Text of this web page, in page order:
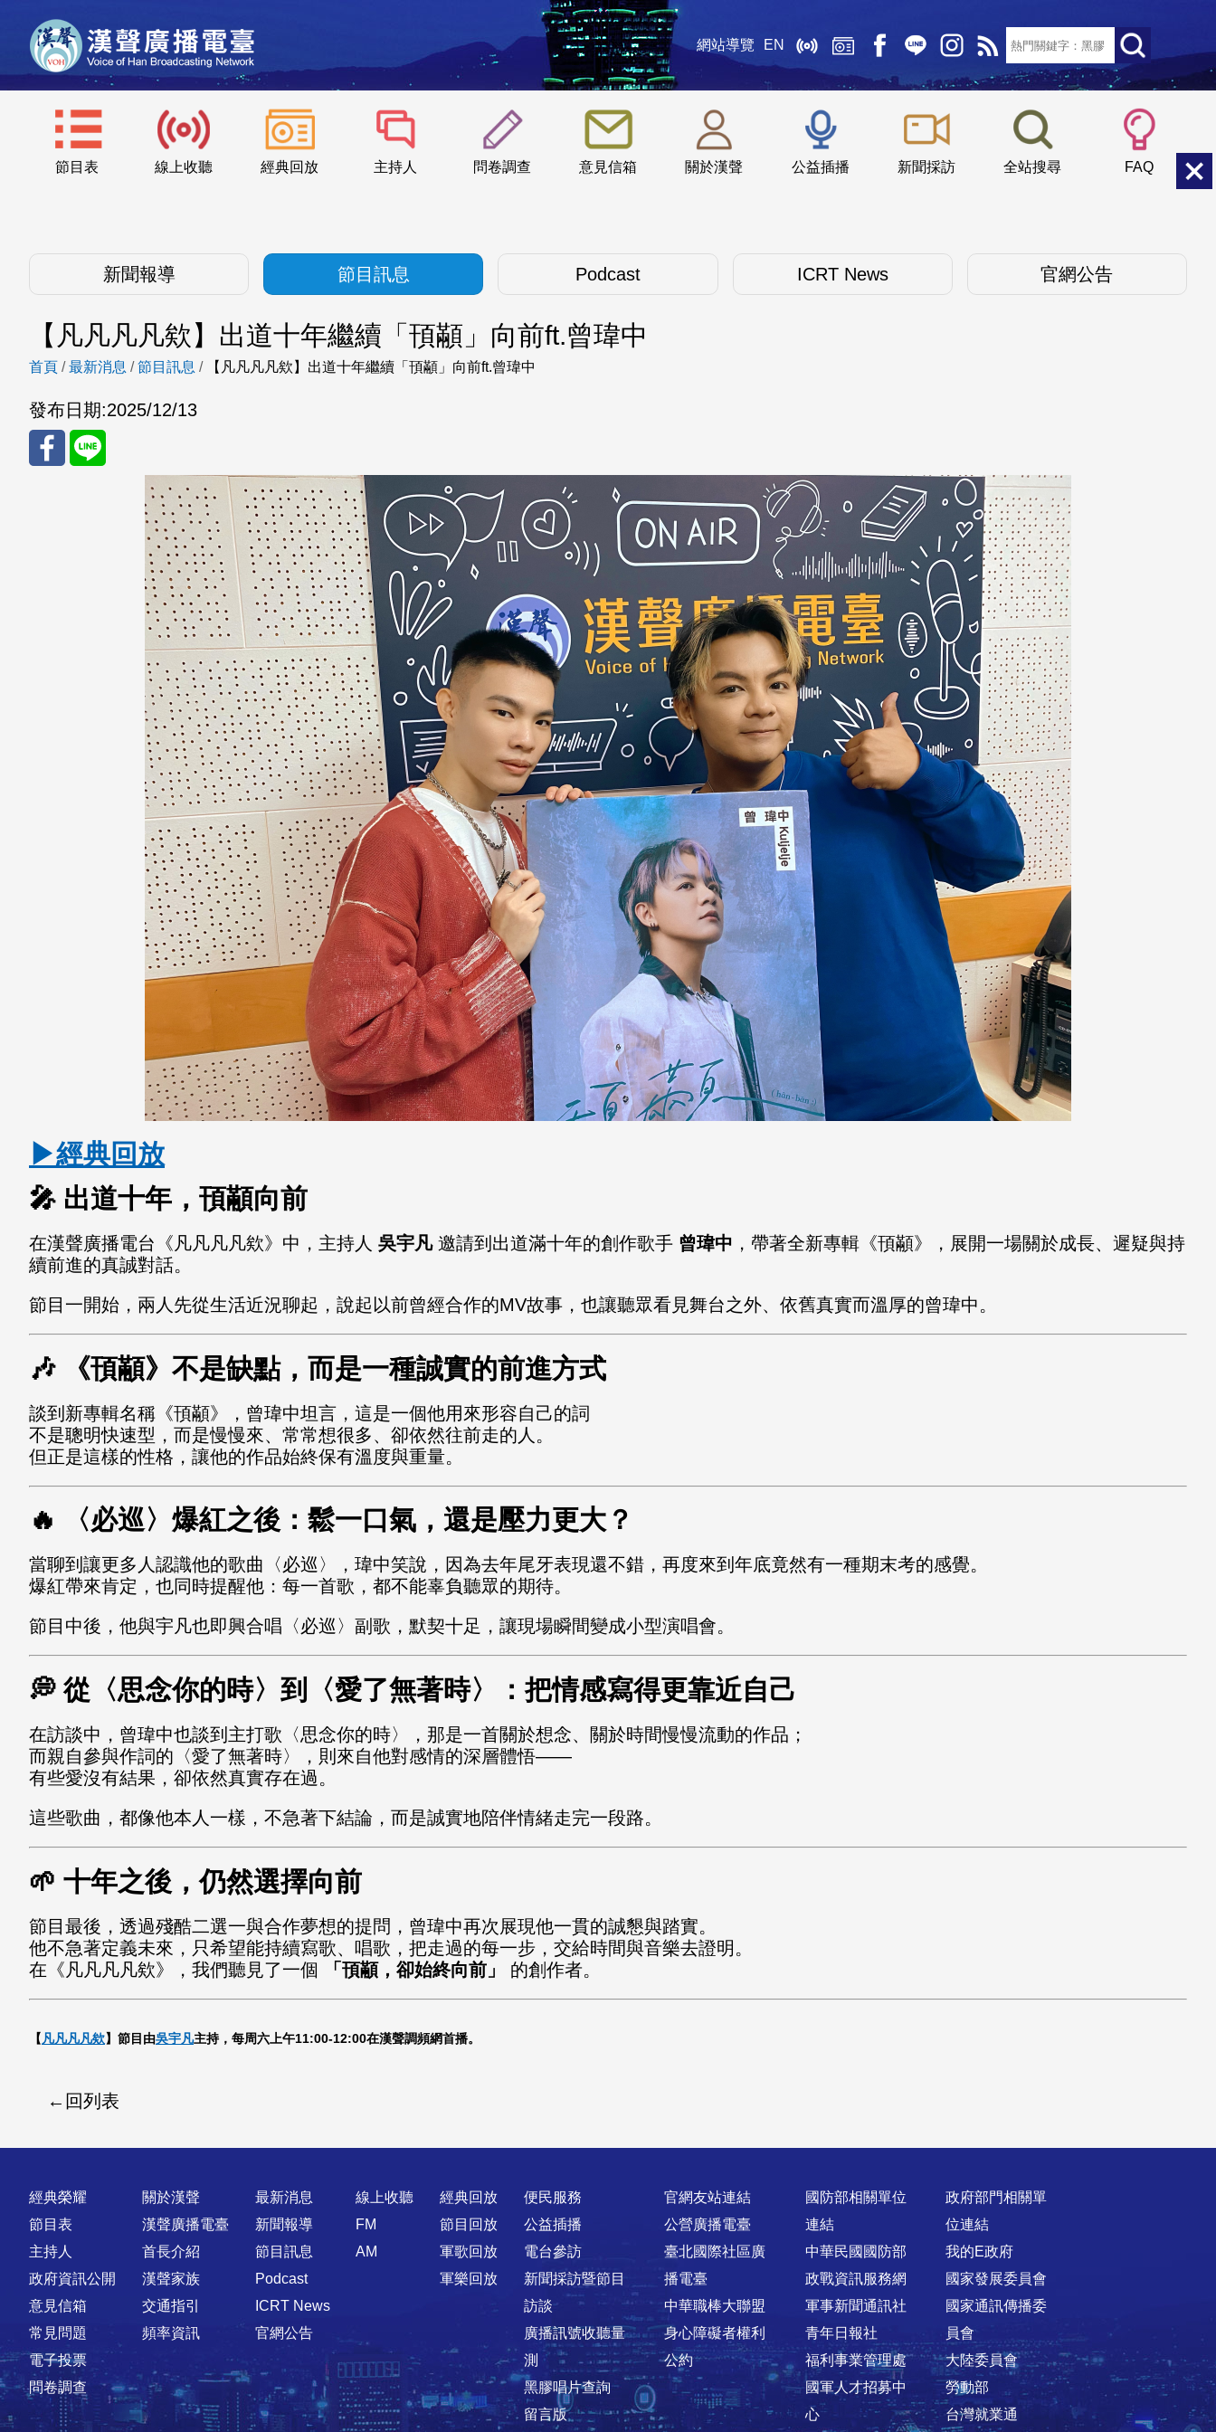
網站導覽 EN
節目表 線上收聽 經典回放 主持人 問卷調查 意見信箱 關於漢聲 公益插播 新聞採訪 全站搜尋 FAQ
::: 小 中
新聞報導 節目訊息 Podcast ICRT News 官網公告
【凡凡凡凡欸】出道十年繼續「頇顢」向前ft.曾瑋中
首頁 /最新消息 /節目訊息 / 【凡凡凡凡欸】出道十年繼續「頇顢」向前ft.曾瑋中
發布日期:2025/12/13
▶經典回放
🎤 出道十年，頇顢向前
在漢聲廣播電台《凡凡凡凡欸》中，主持人 吳宇凡邀請到出道滿十年的創作歌手 曾瑋中 ，帶著全新專輯《頇顢》，展開一場關於成長、遲疑與持
續前進的真誠對話。
節目一開始，兩人先從生活近況聊起，說起以前曾經合作的MV故事，也讓聽眾看見舞台之外、依舊真實而溫厚的曾瑋中。
🎶 《頇顢》不是缺點，而是一種誠實的前進方式
談到新專輯名稱《頇顢》，曾瑋中坦言，這是一個他用來形容自己的詞
不是聰明快速型，而是慢慢來、常常想很多、卻依然往前走的人。
但正是這樣的性格，讓他的作品始終保有溫度與重量。
🔥 〈必巡〉爆紅之後：鬆一口氣，還是壓力更大？
當聊到讓更多人認識他的歌曲〈必巡〉，瑋中笑說，因為去年尾牙表現還不錯，再度來到年底竟然有一種期末考的感覺。
爆紅帶來肯定，也同時提醒他：每一首歌，都不能辜負聽眾的期待。
節目中後，他與宇凡也即興合唱〈必巡〉副歌，默契十足，讓現場瞬間變成小型演唱會。
💭從〈思念你的時〉到〈愛了無著時〉：把情感寫得更靠近自己
在訪談中，曾瑋中也談到主打歌〈思念你的時〉，那是一首關於想念、關於時間慢慢流動的作品；
而親自參與作詞的〈愛了無著時〉，則來自他對感情的深層體悟——
有些愛沒有結果，卻依然真實存在過。
這些歌曲，都像他本人一樣，不急著下結論，而是誠實地陪伴情緒走完一段路。
🌱 十年之後，仍然選擇向前
節目最後，透過殘酷二選一與合作夢想的提問，曾瑋中再次展現他一貫的誠懇與踏實。
他不急著定義未來，只希望能持續寫歌、唱歌，把走過的每一步，交給時間與音樂去證明。
在《凡凡凡凡欸》，我們聽見了一個
「頇顢，卻始終向前」 的創作者。
【凡凡凡凡欸】節目由吳宇凡主持，每周六上午11:00-12:00在漢聲調頻網首播。
回列表
快速連結
經典榮耀
節目表
主持人
政府資訊公開
意見信箱
常見問題
電子投票
問卷調查
關於漢聲
漢聲廣播電臺
首長介紹
漢聲家族
交通指引
頻率資訊
最新消息
新聞報導
節目訊息
Podcast
ICRT News
官網公告
線上收聽
FM
AM
經典回放
節目回放
軍歌回放
軍樂回放
便民服務
公益插播
電台參訪
新聞採訪暨節目
訪談
廣播訊號收聽量
測
黑膠唱片查詢
留言版
官網友站連結
公營廣播電臺
臺北國際社區廣
播電臺
中華職棒大聯盟
身心障礙者權利
公約
國防部相關單位
連結
中華民國國防部
政戰資訊服務網
軍事新聞通訊社
青年日報社
福利事業管理處
國軍人才招募中
心
政府部門相關單
位連結
我的E政府
國家發展委員會
國家通訊傳播委
員會
大陸委員會
勞動部
台灣就業通